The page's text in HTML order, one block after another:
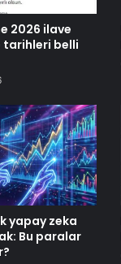
2026 ilave
tarihleri belli
yapay zeka
Bu paralar